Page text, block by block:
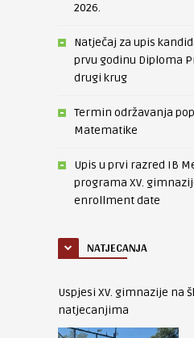
2026.
Natječaj za upis
prvu godinu Diploma
drugi krug
Termin održavanja
Matematike
Upis u prvi razred IB
programa XV.
enrollment date
NATJECANJA
Uspjesi XV. gimnazije na
natjecanjima